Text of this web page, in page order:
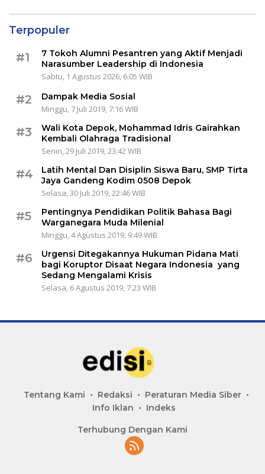
Terpopuler
#1
7 Tokoh Alumni Pesantren yang Aktif Menjadi
Narasumber Leadership di Indonesia
Sabtu, 1 Agustus 2026, 6:05 WIB
#2
Dampak Media Sosial
Minggu, 7 Juli 2019, 7:16 WIB
#3
Wali Kota Depok, Mohammad Idris Gairahkan
Kembali Olahraga Tradisional
Senin, 29 Juli 2019, 23:42 WIB
#4
Latih Mental Dan Disiplin Siswa Baru, SMP Tirta
Jaya Gandeng Kodim 0508 Depok
Selasa, 30 Juli 2019, 22:46 WIB
#5
Pentingnya Pendidikan Politik Bahasa Bagi
Warganegara Muda Milenial
Minggu, 4 Agustus 2019, 9:49 WIB
#6
Urgensi Ditegakannya Hukuman Pidana Mati
bagi Koruptor Disaat Negara Indonesia yang
Sedang Mengalami Krisis
Selasa, 6 Agustus 2019, 7:23 WIB
Tentang Kami Redaksi
Peraturan Media Siber
Info Iklan
Indeks
Terhubung Dengan Kami